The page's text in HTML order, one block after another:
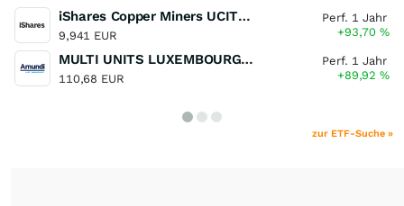
iShares Copper Miners UCITS ETF
9,941 EUR
Perf. 1 Jahr
+93,70%
MULTI UNITS LUXEMBOURG - Lyxor MSCI Semiconductors ESG Filtered
110,68 EUR
Perf. 1 Jahr
+89,92%
zur ETF-Suche »